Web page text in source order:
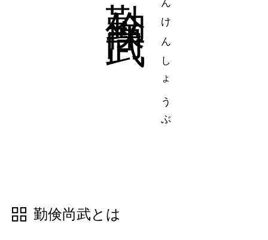
四字熟語
一覧表示 きんけんしょうぶ
勤倹尚武とは
四字熟語
一覧表示